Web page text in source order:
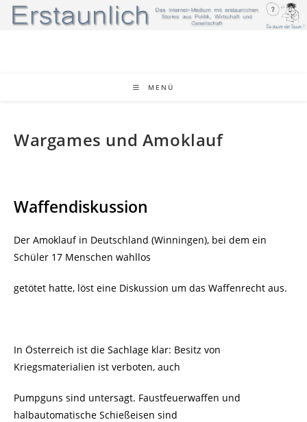
Zum
Inhalt
MENÜ
Wargames und Amoklauf
Waffendiskussion
Der Amoklauf in Deutschland (Winningen), bei dem ein
Schüler 17 Menschen wahllos
getötet hatte, löst eine Diskussion um das Waffenrecht aus.
In Österreich ist die Sachlage klar: Besitz von
Kriegsmaterialien ist verboten, auch
Pumpguns sind untersagt. Faustfeuerwaffen und
halbautomatische Schießeisen sind